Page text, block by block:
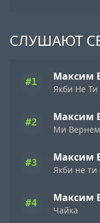
СЛУШАЮТ
#1 Максим
Якби Не Ти
#2 Максим
Ми
#3 Максим
#4 Максим
Чайка